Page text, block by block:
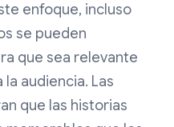
enfoque, incluso
se pueden
que sea relevante
audiencia. Las
que las historias